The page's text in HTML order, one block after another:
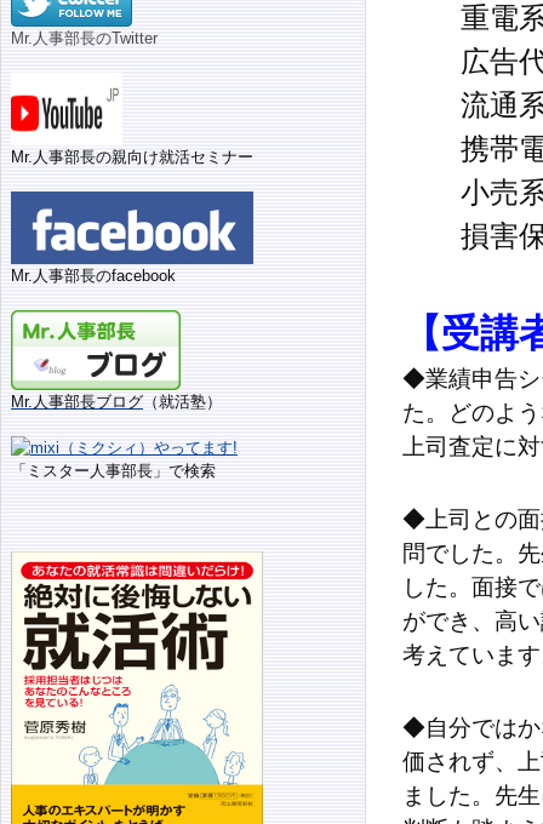
Mr.人事部長のTwitter
Mr.人事部長の親向け就活セミナー
Mr.人事部長のfacebook
Mr.人事部長ブログ（就活塾）
「ミスター人事部長」で検索
重電系
広告代
流通系
携帯電
小売系
損害保
【受講
◆業績申告シ
た。どのよ
上司査定に
◆上司との面
問でした。
した。面接
ができ、高
考えていま
◆自分ではか
価されず、
ました。先